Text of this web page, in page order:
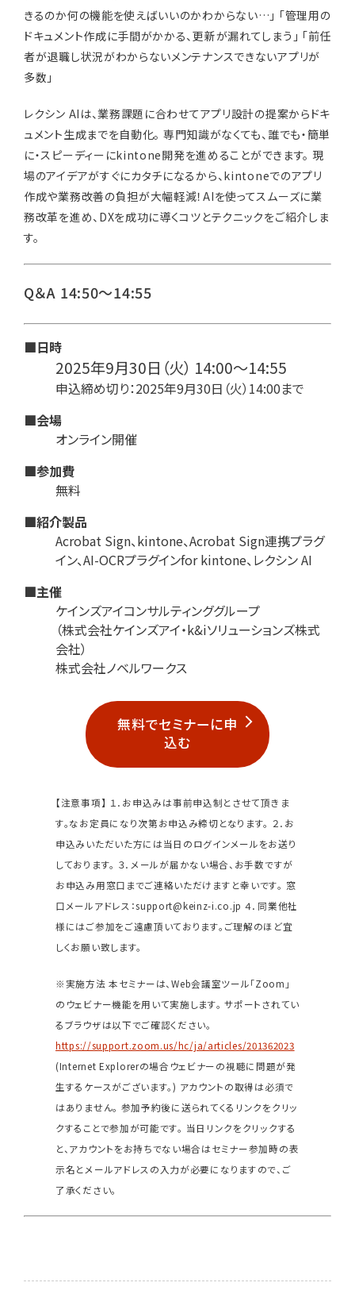
きるのか何の機能を使えばいいのかわからない…」 「管理用の
ドキュメント作成に手間がかかる、更新が漏れてしまう」 「前任
者が退職し状況がわからないメンテナンスできないアプリが
多数」
レクシン AIは、業務課題に合わせてアプリ設計の提案からドキ
ュメント生成までを自動化。 専門知識がなくても、誰でも・簡単
に・スピーディーにkintone開発を進めることができます。 現
場のアイデアがすぐにカタチになるから、kintoneでのアプリ
作成や業務改善の負担が大幅軽減！AIを使ってスムーズに業
務改革を進め、DXを成功に導くコツとテクニックをご紹介しま
す。
Q＆A 14:50～14:55
■日時
2025年9月30日（火） 14:00～14:55
申込締め切り：2025年9月30日（火）14:00まで
■会場
オンライン開催
■参加費
無料
■紹介製品
Acrobat Sign、kintone、Acrobat Sign連携プラグ
イン、AI-OCRプラグインfor kintone、レクシン AI
■主催
ケインズアイコンサルティンググループ
（株式会社ケインズアイ・k&iソリューションズ株式
会社）
株式会社ノベルワークス
無料でセミナーに申
込む
【注意事項】 １．お申込みは事前申込制とさせて頂きま
す。なお定員になり次第お申込み締切となります。 ２．お
申込みいただいた方には当日のログインメールをお送り
しております。 ３．メールが届かない場合、お手数ですが
お申込み用窓口までご連絡いただけますと幸いです。 窓
口メールアドレス：support@keinz-i.co.jp ４．同業他社
様にはご参加をご遠慮頂いております。ご理解のほど宜
しくお願い致します。
※実施方法 本セミナーは、Web会議室ツール「Zoom」
のウェビナー機能を用いて実施します。 サポートされてい
るブラウザは以下でご確認ください。
https://support.zoom.us/hc/ja/articles/201362023
(Internet Explorerの場合ウェビナーの視聴に問題が発
生するケースがございます。) アカウントの取得は必須で
はありません。 参加予約後に送られてくるリンクをクリッ
クすることで参加が可能です。 当日リンクをクリックする
と、アカウントをお持ちでない場合はセミナー参加時の表
示名とメールアドレスの入力が必要になりますので、ご
了承ください。